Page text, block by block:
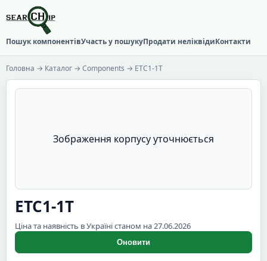
Пошук компонентівУчасть у пошукуПродати неліквідиКонтакти
Головна → Каталог → Components → ETC1-1T
Зображення корпусу уточнюється
ETC1-1T
Ціна та наявність в Україні станом на 27.06.2026
Оновити